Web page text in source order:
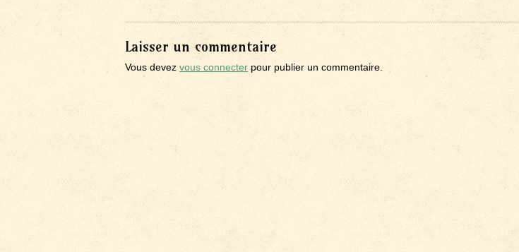
Laisser un commentaire
Vous devez vous connecter pour publier un commentaire.